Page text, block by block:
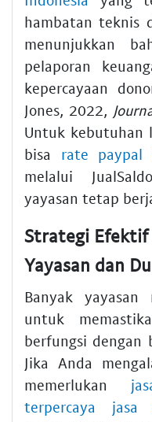
hambatan teknis
menunjukkan
pelaporan
kepercayaan
Jones, 2022,
Untuk kebutuhan
bisa rate paypal
melalui
yayasan tetap
Strategi Efektif
Yayasan dan
Banyak yayasan
untuk
berfungsi dengan
Jika Anda
memerlukan
terpercaya jasa